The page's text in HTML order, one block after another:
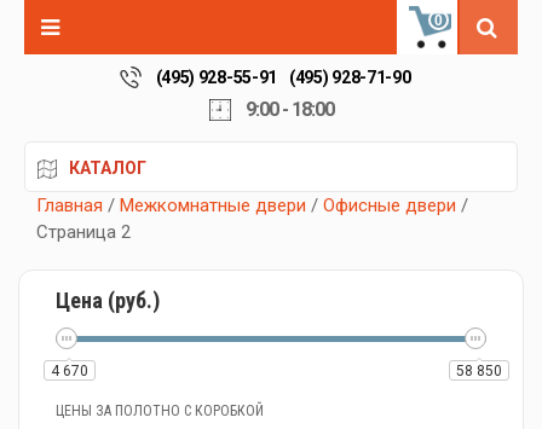
0
(495) 928-55-91 (495) 928-71-90
9:00 - 18:00
КАТАЛОГ
Главная / Межкомнатные двери / Офисные двери /
Страница 2
Цена (руб.)
4 670 58 850
ЦЕНЫ ЗА ПОЛОТНО С КОРОБКОЙ